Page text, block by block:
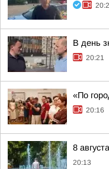
В день
20:21
«По
20:16
8
20:13